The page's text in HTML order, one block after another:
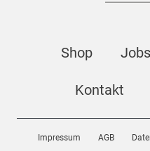
Shop Jobs
Kontakt
Impressum AGB